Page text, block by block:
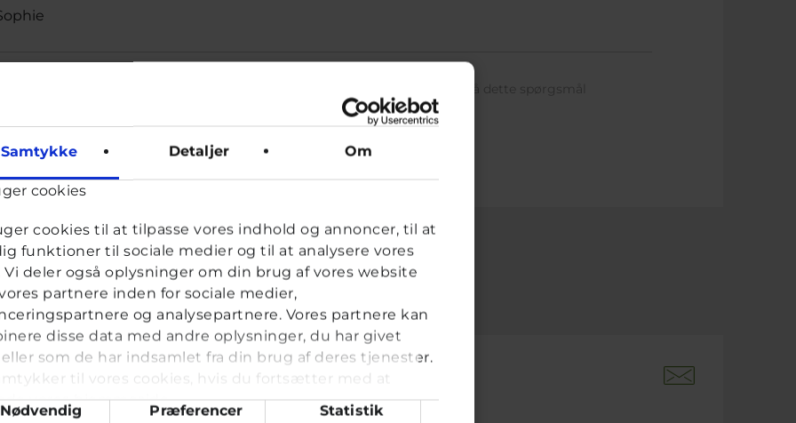
Samtykke Detaljer Om
cookies
cookies til at tilpasse vores indhold og annoncer, til at
funktioner til sociale medier og til at analysere vores
Vi deler også oplysninger om din brug af vores website
partnere inden for sociale medier,
og analysepartnere. Vores partnere kan
disse data med andre oplysninger, du har givet
som de har indsamlet fra din brug af deres tjenester.
til vores cookies, hvis du fortsætter med at
vores hjemmeside.
Nødvendig Præferencer Statistik
har svaret på dette spørgsmål
#Seksualitet Af 16 år · 5 år 8 måneder siden